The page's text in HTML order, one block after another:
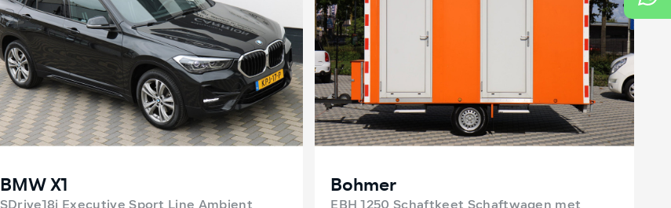
BMW X1 Bohmer